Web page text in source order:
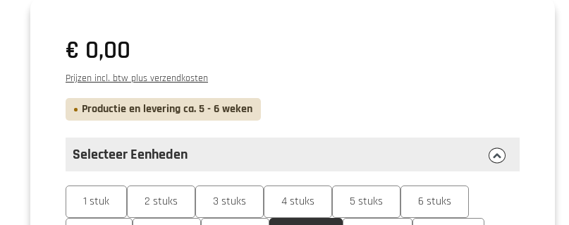
€ 0,00
Prijzen incl. btw plus verzendkosten
Productie en levering ca. 5 - 6 weken
Selecteer Eenheden
Selecteer
Eenheden
1 stuk 2 stuks 3 stuks 4 stuks 5 stuks 6 stuks